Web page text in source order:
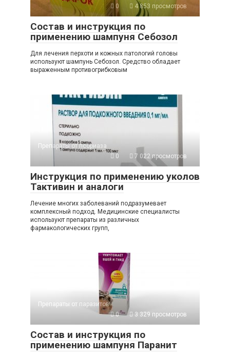
0
4 853 просмотров
Состав и инструкция по
применению шампуня Себозол
Для лечения перхоти и кожных патологий головы
используют шампунь Себозол. Средство обладает
выраженным противогрибковым
Препараты от псориаза
0
7 022 просмотров
Инструкция по применению уколов
Тактивин и аналоги
Лечение многих заболеваний подразумевает
комплексный подход. Медицинские специалисты
используют препараты из различных
фармакологических групп,
Препараты от паразитов
0
3 329 просмотров
Состав и инструкция по
применению шампуня Паранит